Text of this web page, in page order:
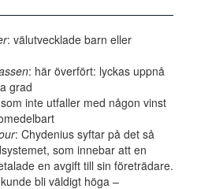
: välutvecklade barn eller
: här överfört: lyckas uppnå
grad
inte utfaller med någon vinst
: Chydenius syftar på det så
som innebar att en
en avgift till sin företrädare.
bli väldigt höga –